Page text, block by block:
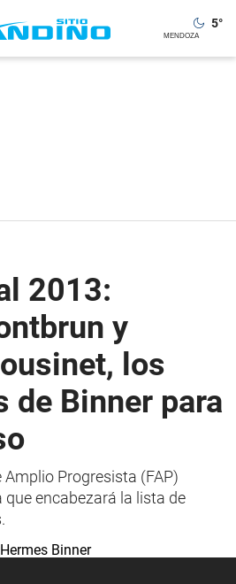
5°
2013:
y
los
de Binner para
Amplio Progresista (FAP)
encabezará la lista de